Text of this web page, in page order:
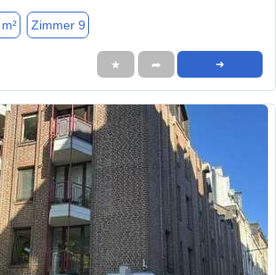
Zimmer 9
★ ➦ ➜